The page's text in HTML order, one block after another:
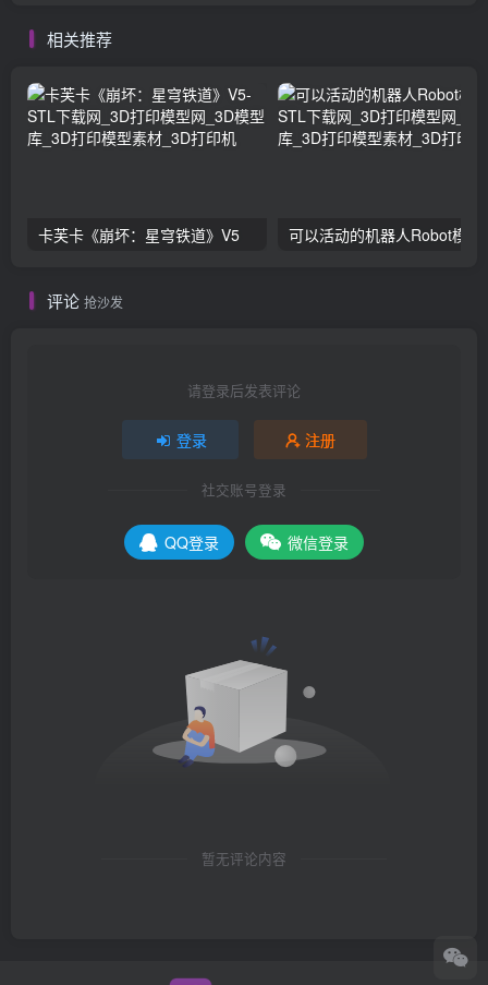
相关推荐
卡芙卡《崩坏：星穹铁道》V5 可以活动的机器人Robot模型
评论 抢沙发
请登录后发表评论
登录 注册
社交账号登录
QQ登录 微信登录
暂无评论内容